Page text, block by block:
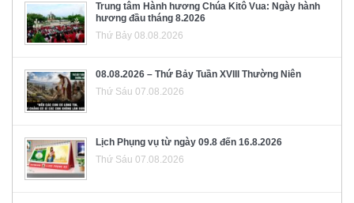
Trung tâm Hành hương Chúa Kitô Vua: Ngày hành
hương đầu tháng 8.2026
Thứ Bảy 08.08.2026
08.08.2026 – Thứ Bảy Tuần XVIII Thường Niên
Thứ Sáu 07.08.2026
Lịch Phụng vụ từ ngày 09.8 đến 16.8.2026
Thứ Sáu 07.08.2026